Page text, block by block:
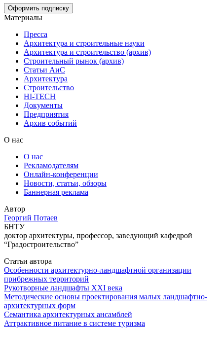
Материалы
Пресса
Архитектура и строительные науки
Архитектура и строительство (архив)
Строительный рынок (архив)
Статьи АиС
Архитектура
Строительство
HI-TECH
Документы
Предприятия
Архив событий
О нас
О нас
Рекламодателям
Онлайн-конференции
Новости, статьи, обзоры
Баннерная реклама
Автор
Георгий Потаев
БНТУ
доктор архитектуры, профессор, заведующий кафедрой
“Градостроительство”
Статьи автора
Особенности архитектурно-ландшафтной организации
прибрежных территорий
Рукотворные ландшафты ХХI века
Методические основы проектирования малых ландшафтно-
архитектурных форм
Семантика архитектурных ансамблей
Аттрактивное питание в системе туризма